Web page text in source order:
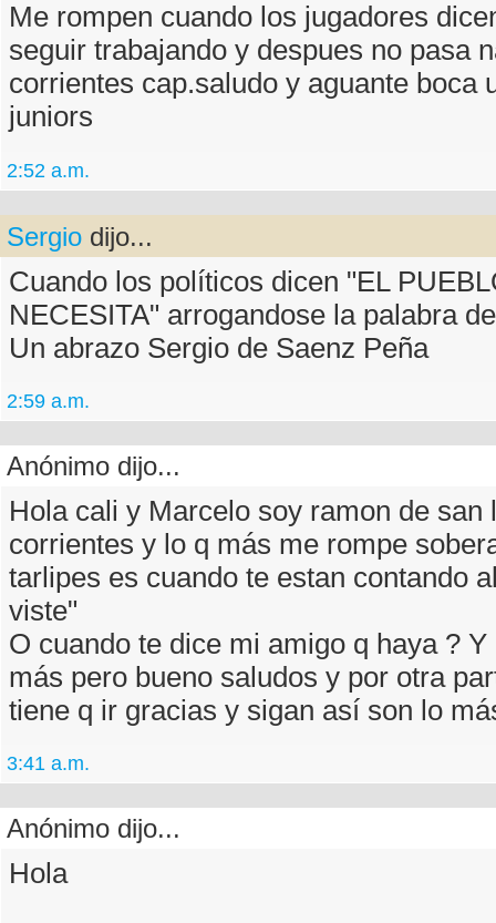
Me rompen cuando los jugadores
seguir trabajando y despues no pasa
corrientes cap.saludo y aguante boca
juniors
2:52 a.m.
Sergio dijo...
Cuando los políticos dicen "EL
NECESITA" arrogandose la palabra
Un abrazo Sergio de Saenz Peña
2:59 a.m.
Anónimo dijo...
Hola cali y Marcelo soy ramon de san
corrientes y lo q más me rompe
tarlipes es cuando te estan contando
viste"
O cuando te dice mi amigo q haya ?
más pero bueno saludos y por otra
tiene q ir gracias y sigan así son lo
3:41 a.m.
Anónimo dijo...
Hola